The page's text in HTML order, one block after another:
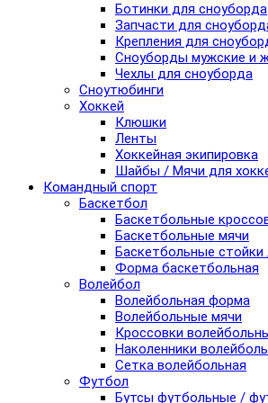
Ботинки для сноуборда
Запчасти для
Крепления для
Сноуборды мужские и
Чехлы для сноуборда
Сноутюбинги
Хоккей
Клюшки
Ленты
Хоккейная экипировка
Шайбы / Мячи для
Командный спорт
Баскетбол
Баскетбольные
Баскетбольные мячи
Баскетбольные
Форма баскетбольная
Волейбол
Волейбольная форма
Волейбольные мячи
Кроссовки
Наколенники
Сетка волейбольная
Футбол
Бутсы футбольные /